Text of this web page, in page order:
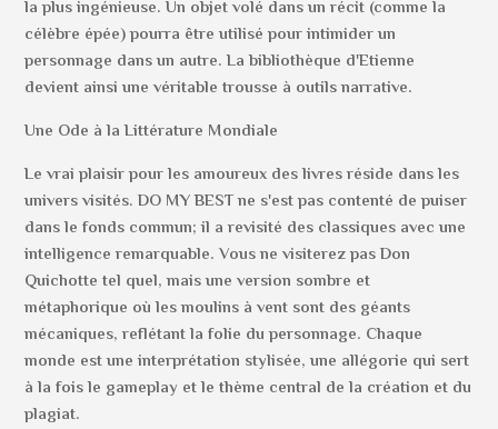
la plus ingénieuse. Un objet volé dans un récit (comme la
célèbre épée) pourra être utilisé pour intimider un
personnage dans un autre. La bibliothèque d'Etienne
devient ainsi une véritable trousse à outils narrative.
Une Ode à la Littérature Mondiale
Le vrai plaisir pour les amoureux des livres réside dans les
univers visités. DO MY BEST ne s'est pas contenté de puiser
dans le fonds commun; il a revisité des classiques avec une
intelligence remarquable. Vous ne visiterez pas Don
Quichotte tel quel, mais une version sombre et
métaphorique où les moulins à vent sont des géants
mécaniques, reflétant la folie du personnage. Chaque
monde est une interprétation stylisée, une allégorie qui sert
à la fois le gameplay et le thème central de la création et du
plagiat.